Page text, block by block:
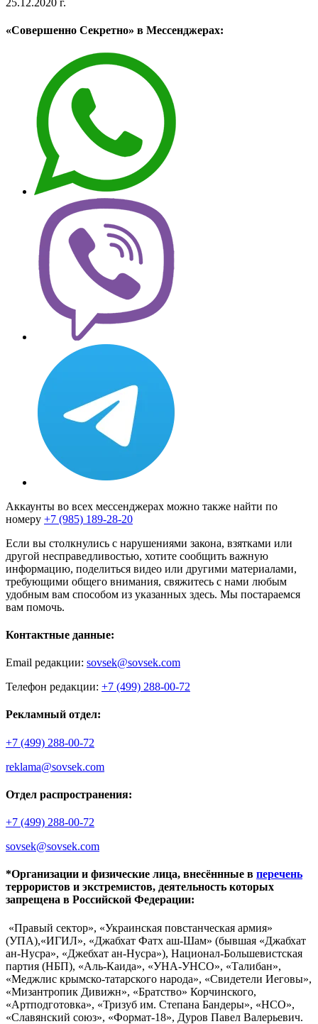
25.12.2020 г.
«Совершенно Секретно» в Мессенджерах:
Аккаунты во всех мессенджерах можно также найти по
номеру +7 (985) 189-28-20
Если вы столкнулись с нарушениями закона, взятками или
другой несправедливостью, хотите сообщить важную
информацию, поделиться видео или другими материалами,
требующими общего внимания, свяжитесь с нами любым
удобным вам способом из указанных здесь. Мы постараемся
вам помочь.
Контактные данные:
Email редакции: sovsek@sovsek.com
Телефон редакции: +7 (499) 288-00-72
Рекламный отдел:
+7 (499) 288-00-72
reklama@sovsek.com
Отдел распространения:
+7 (499) 288-00-72
sovsek@sovsek.com
*Организации и физические лица, внесённные в перечень
террористов и экстремистов, деятельность которых
запрещена в Российской Федерации:
«Правый сектор», «Украинская повстанческая армия»
(УПА),«ИГИЛ», «Джабхат Фатх аш-Шам» (бывшая «Джабхат
ан-Нусра», «Джебхат ан-Нусра»), Национал-Большевистская
партия (НБП), «Аль-Каида», «УНА-УНСО», «Талибан»,
«Меджлис крымско-татарского народа», «Свидетели Иеговы»,
«Мизантропик Дивижн», «Братство» Корчинского,
«Артподготовка», «Тризуб им. Степана Бандеры», «НСО»,
«Славянский союз», «Формат-18», Дуров Павел Валерьевич.